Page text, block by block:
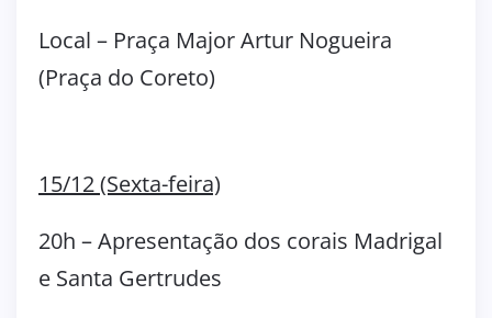
Local – Praça Major Artur Nogueira
(Praça do Coreto)
15/12 (Sexta-feira)
20h – Apresentação dos corais Madrigal
e Santa Gertrudes